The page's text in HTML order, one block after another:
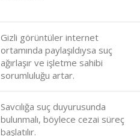
Gizli görüntüler internet
ortamında paylaşıldıysa suç
ağırlaşır ve işletme sahibi
sorumluluğu artar.
Savcılığa suç duyurusunda
bulunmalı, böylece cezai süreç
başlatılır.